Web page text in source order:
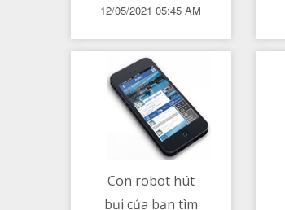
chi phí sản xuất
ô tô điện sẽ thấp
hơn xe chạy
xăng
12/05/2021 05:45 AM
Con robot hút
bụi của bạn tìm